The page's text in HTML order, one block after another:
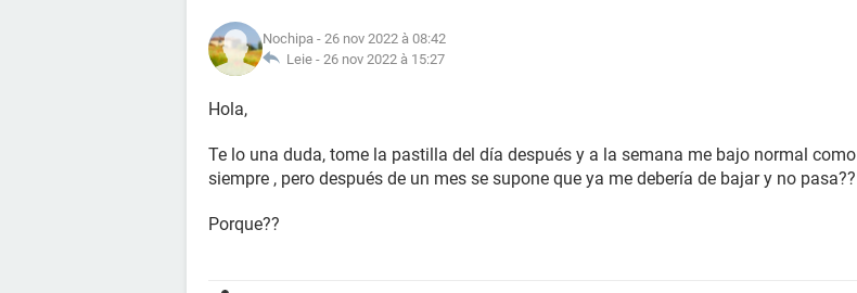
Nochipa - 26 nov 2022 à 08:42
Leie - 26 nov 2022 à 15:27
Hola,
Te lo una duda, tome la pastilla del día después y a la semana me bajo normal como
siempre , pero después de un mes se supone que ya me debería de bajar y no pasa??
Porque??